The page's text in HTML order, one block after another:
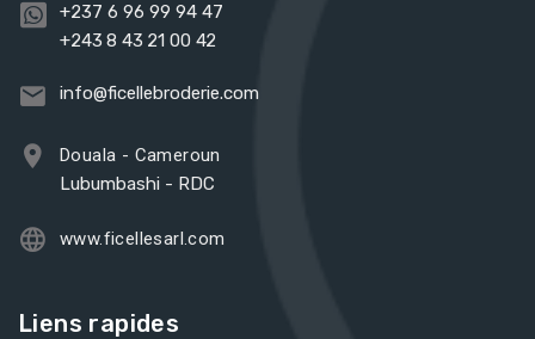
+237 6 96 99 94 47
+243 8 43 21 00 42
info@ficellebroderie.com
Douala - Cameroun
Lubumbashi - RDC
www.ficellesarl.com
Liens rapides